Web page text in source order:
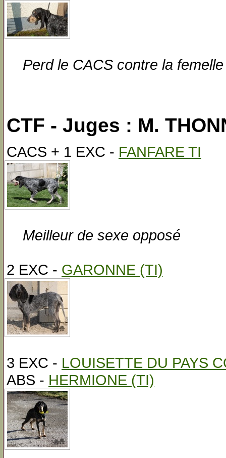
Perd le CACS contre la
CTF - Juges : M.
CACS + 1 EXC - FANFARE TI
Meilleur de sexe opposé
2 EXC - GARONNE (TI)
3 EXC - LOUISETTE DU PAYS
ABS - HERMIONE (TI)